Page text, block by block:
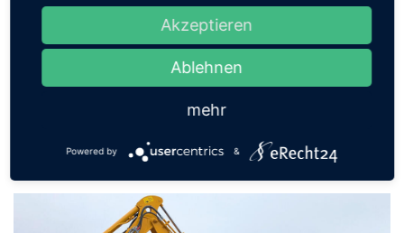
Akzeptieren
Ablehnen
mehr
Powered by &